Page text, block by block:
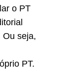
o PT
Ou seja,
PT.